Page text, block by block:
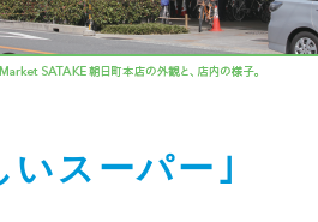
いスーパー｣